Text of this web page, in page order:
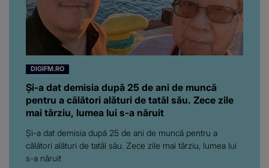
DIGIFM.RO
Și-a dat demisia după 25 de ani de muncă
pentru a călători alături de tatăl său. Zece zile
mai târziu, lumea lui s-a năruit
Și-a dat demisia după 25 de ani de muncă pentru a
călători alături de tatăl său. Zece zile mai târziu, lumea lui
s-a năruit